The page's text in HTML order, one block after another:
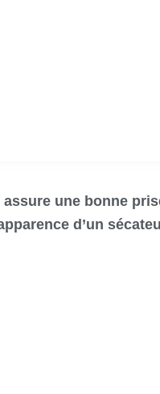
assure une bonne
d’un